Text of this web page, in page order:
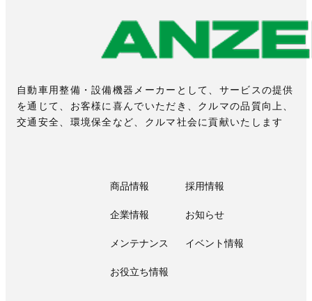
自動車用整備・設備機器メーカーとして、サービスの提供
を通じて、お客様に喜んでいただき、クルマの品質向上、
交通安全、環境保全など、クルマ社会に貢献いたします
商品情報 採用情報
企業情報 お知らせ
メンテナンス イベント情報
お役立ち情報